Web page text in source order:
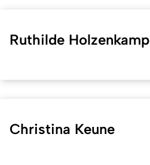
Ruthilde Holzenkamp
Christina Keune